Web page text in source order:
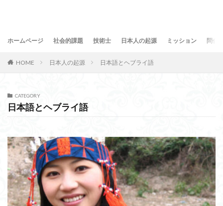
ホームページ 社会的課題 技術士 日本人の起源 ミッション 問合
HOME 日本人の起源 日本語とヘブライ語
CATEGORY
日本語とヘブライ語